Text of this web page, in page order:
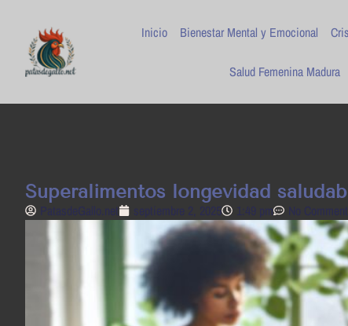
Inicio Bienestar Mental y Emocional
Salud Femenina Madura
Superalimentos longevidad
PatasdeGallo .net septiembre 2, 2025 1:49 pm No